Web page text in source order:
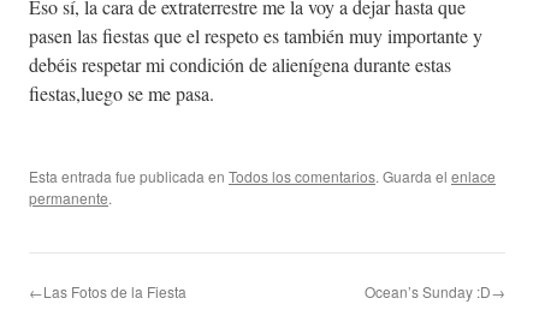
Eso sí, la cara de extraterrestre me la voy a dejar hasta que
pasen las fiestas que el respeto es también muy importante y
debéis respetar mi condición de alienígena durante estas
fiestas,luego se me pasa.
Esta entrada fue publicada en Todos los comentarios. Guarda el enlace
permanente.
←Las Fotos de la Fiesta Ocean’s Sunday :D→